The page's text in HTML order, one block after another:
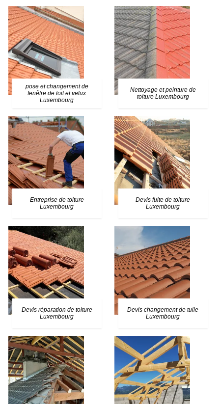
pose et changement de
fenêtre de toit et velux
Luxembourg
Nettoyage et peinture de
toiture Luxembourg
Entreprise de toiture
Luxembourg
Devis fuite de toiture
Luxembourg
Devis réparation de toiture
Luxembourg
Devis changement de tuile
Luxembourg